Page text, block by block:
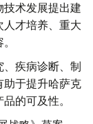
术发展提出建
才培养、重大
疾病诊断、制
助于提升哈萨克
的可及性。